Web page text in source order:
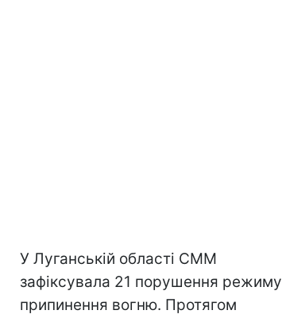
У Луганській області СММ
зафіксувала 21 порушення режиму
припинення вогню. Протягом